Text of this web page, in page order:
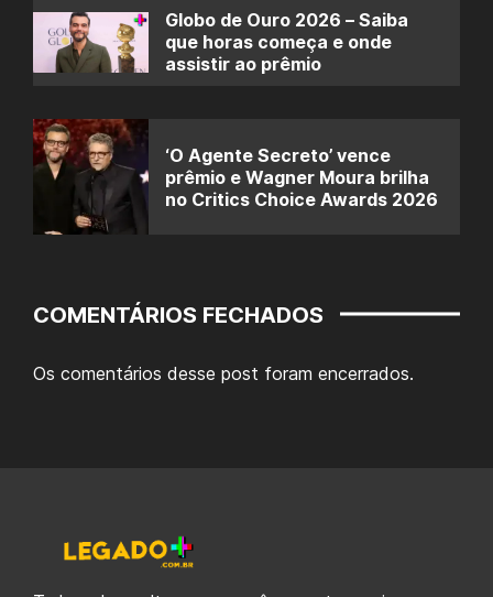
Globo de Ouro 2026 – Saiba
que horas começa e onde
assistir ao prêmio
‘O Agente Secreto’ vence
prêmio e Wagner Moura brilha
no Critics Choice Awards 2026
COMENTÁRIOS FECHADOS
Os comentários desse post foram encerrados.